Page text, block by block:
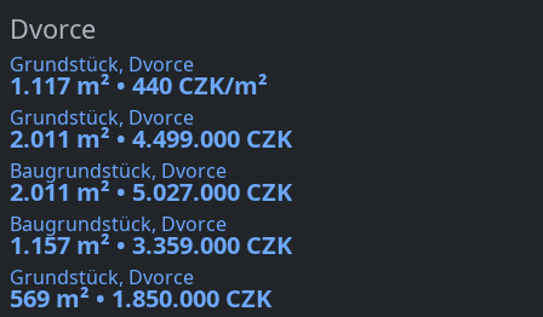
Dvorce
Grundstück, Dvorce
1.117 m² • 440 CZK/m²
Grundstück, Dvorce
2.011 m² • 4.499.000 CZK
Baugrundstück, Dvorce
2.011 m² • 5.027.000 CZK
Baugrundstück, Dvorce
1.157 m² • 3.359.000 CZK
Grundstück, Dvorce
569 m² • 1.850.000 CZK